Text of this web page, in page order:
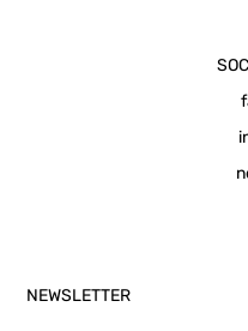
NEWSLETTER